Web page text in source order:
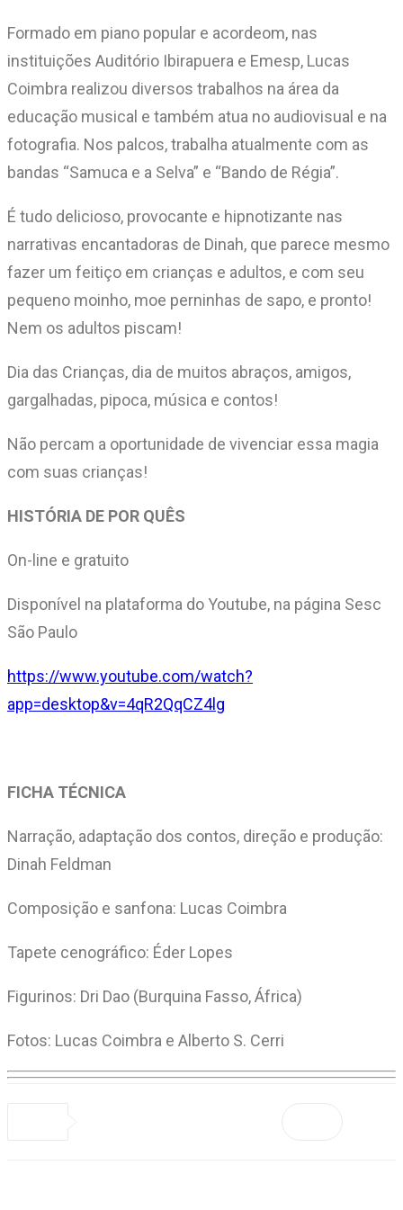
Formado em piano popular e acordeom, nas
instituições Auditório Ibirapuera e Emesp, Lucas
Coimbra realizou diversos trabalhos na área da
educação musical e também atua no audiovisual e na
fotografia. Nos palcos, trabalha atualmente com as
bandas “Samuca e a Selva” e “Bando de Régia”.
É tudo delicioso, provocante e hipnotizante nas
narrativas encantadoras de Dinah, que parece mesmo
fazer um feitiço em crianças e adultos, e com seu
pequeno moinho, moe perninhas de sapo, e pronto!
Nem os adultos piscam!
Dia das Crianças, dia de muitos abraços, amigos,
gargalhadas, pipoca, música e contos!
Não percam a oportunidade de vivenciar essa magia
com suas crianças!
HISTÓRIA DE POR QUÊS
On-line e gratuito
Disponível na plataforma do Youtube, na página Sesc
São Paulo
https://www.youtube.com/watch?
app=desktop&v=4qR2QqCZ4lg
FICHA TÉCNICA
Narração, adaptação dos contos, direção e produção:
Dinah Feldman
Composição e sanfona: Lucas Coimbra
Tapete cenográfico: Éder Lopes
Figurinos: Dri Dao (Burquina Fasso, África)
Fotos: Lucas Coimbra e Alberto S. Cerri